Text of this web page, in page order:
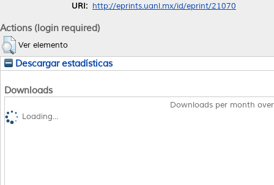
URI: http://eprints.uanl.mx/id/eprint/21070
Actions (login required)
Ver elemento
Descargar estadísticas
Downloads
Downloads per month
Loading...